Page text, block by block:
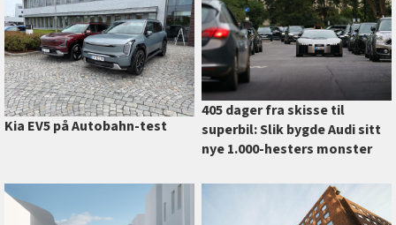
Kia EV5 på Autobahn-test
405 dager fra skisse til
superbil: Slik bygde Audi sitt
nye 1.000-hesters monster